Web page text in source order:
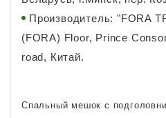
Производитель: "FORA
(FORA) Floor, Prince
road, Китай.
Спальный мешок с